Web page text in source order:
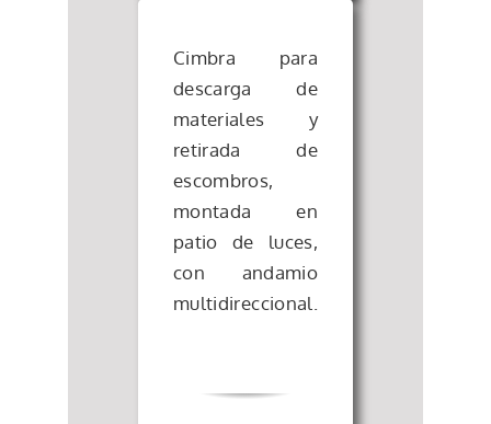
Cimbra para
descarga de
materiales y
retirada de
escombros,
montada en
patio de luces,
con andamio
multidireccional.